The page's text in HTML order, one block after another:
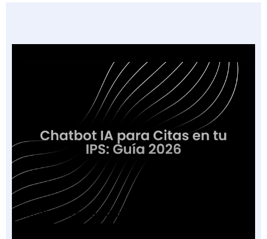
Chatbot IA para Citas en tu IPS: Guía 2026